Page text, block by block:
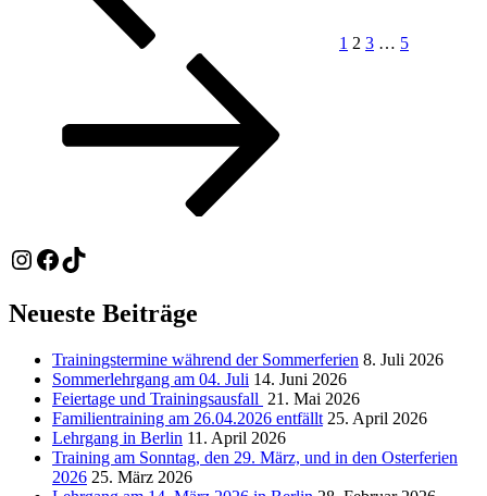
1 2 3 … 5
Instagram
Facebook
TikTok
Neueste Beiträge
Trainingstermine während der Sommerferien 8. Juli 2026
Sommerlehrgang am 04. Juli 14. Juni 2026
Feiertage und Trainingsausfall 21. Mai 2026
Familientraining am 26.04.2026 entfällt 25. April 2026
Lehrgang in Berlin 11. April 2026
Training am Sonntag, den 29. März, und in den Osterferien
2026 25. März 2026